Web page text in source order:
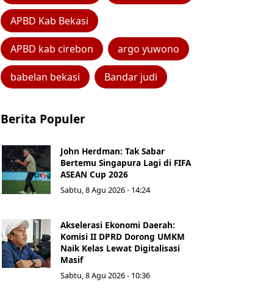
APBD Kab Bekasi
APBD kab cirebon argo yuwono
babelan bekasi Bandar judi
Berita Populer
John Herdman: Tak Sabar
Bertemu Singapura Lagi di FIFA
ASEAN Cup 2026
Sabtu, 8 Agu 2026 - 14:24
Akselerasi Ekonomi Daerah:
Komisi II DPRD Dorong UMKM
Naik Kelas Lewat Digitalisasi
Masif
Sabtu, 8 Agu 2026 - 10:36